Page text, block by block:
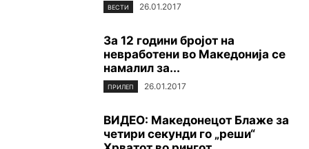
ВЕСТИ 26.01.2017
За 12 години бројот на
невработени во Македонија се
намалил за...
ПРИЛЕП 26.01.2017
ВИДЕО: Македонецот Блаже за
четири секунди го „реши“